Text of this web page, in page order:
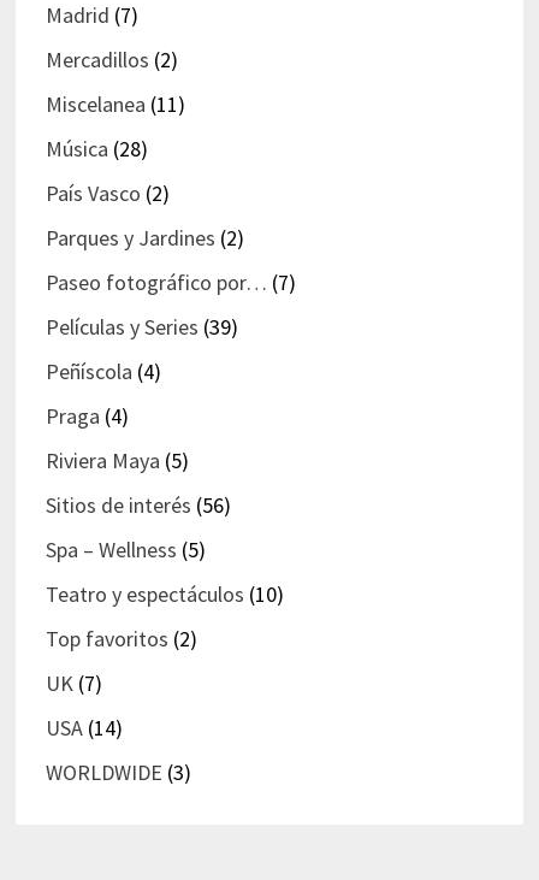
Madrid (7)
Mercadillos (2)
Miscelanea (11)
Música (28)
País Vasco (2)
Parques y Jardines (2)
Paseo fotográfico por… (7)
Películas y Series (39)
Peñíscola (4)
Praga (4)
Riviera Maya (5)
Sitios de interés (56)
Spa – Wellness (5)
Teatro y espectáculos (10)
Top favoritos (2)
UK(7)
USA(14)
WORLDWIDE (3)